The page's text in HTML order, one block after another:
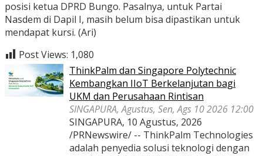
posisi ketua DPRD Bungo. Pasalnya, untuk Partai
Nasdem di Dapil I, masih belum bisa dipastikan untuk
mendapat kursi. (Ari)
Post Views: 1,080
ThinkPalm dan Singapore Polytechnic
Kembangkan IIoT Berkelanjutan bagi
UKM dan Perusahaan Rintisan
SINGAPURA, Agustus, Sen, Ags 10 2026 12:00
SINGAPURA, 10 Agustus, 2026
/PRNewswire/ -- ThinkPalm Technologies
adalah penyedia solusi teknologi dengan